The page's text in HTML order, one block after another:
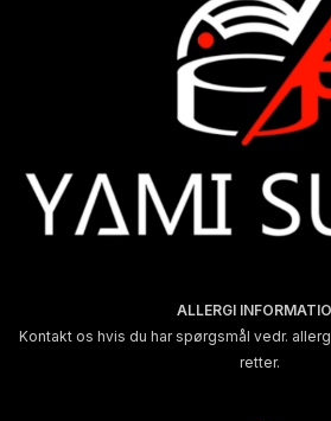
ALLERGI
Kontakt os hvis du har spørgsmål vedr.
retter.